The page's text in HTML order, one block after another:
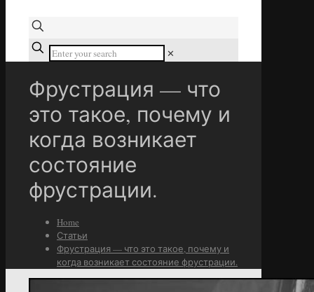
✕
Фрустрация — что
это такое, почему и
когда возникает
состояние
фрустрации.
Home
Статьи
Фрустрация — что это такое, почему и
когда возникает состояние фрустрации.